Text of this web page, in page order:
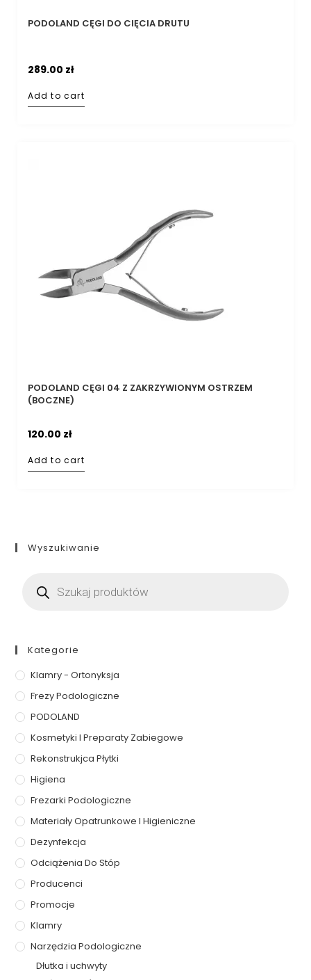
PODOLAND CĘGI DO CIĘCIA DRUTU
289.00 zł
Add to cart
PODOLAND CĘGI 04 Z ZAKRZYWIONYM OSTRZEM
(BOCZNE)
120.00 zł
Add to cart
Wyszukiwanie
Kategorie
Klamry - Ortonyksja
Frezy Podologiczne
PODOLAND
Kosmetyki I Preparaty Zabiegowe
Rekonstrukjca Płytki
Higiena
Frezarki Podologiczne
Materiały Opatrunkowe I Higieniczne
Dezynfekcja
Odciążenia Do Stóp
Producenci
Promocje
Klamry
Narzędzia Podologiczne
Dłutka i uchwyty